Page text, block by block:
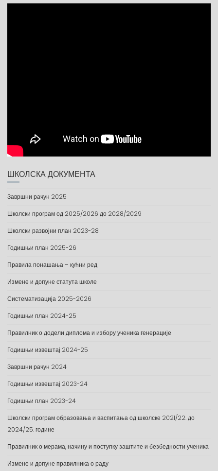
ШКОЛСКА ДОКУМЕНТА
Завршни рачун 2025
Школски програм од 2025/2026 до 2028/2029
Школски развојни план 2023-28
Годишњи план 2025-26
Правила понашања – кућни ред
Измене и допуне статута школе
Систематизација 2025-2026
Годишњи план 2024-25
Правилник о додели диплома и избору ученика генерације
Годишњи извештај 2024-25
Завршни рачун 2024
Годишњи извештај 2023-24
Годишњи план 2023-24
Школски програм образовања и васпитања од школске 2021/22. до
2024/25. године
Правилник о мерама, начину и поступку заштите и безбедности ученика
Измене и допуне правилника о раду